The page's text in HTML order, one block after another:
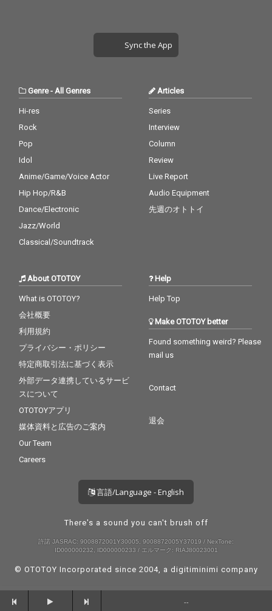
の抜群の歌唱力、ハー
モニー、各々の違うキ
ャラクターを持った歌
ルギッシュでパワフル
かに望みたい時にフイ
ットする１曲。K-POP
スのクオリティーにも
注目。
Sync the App
Genre- All Genres
Hi-res
Rock
Pop
Idol
Anime/Game/Voice Actor
Hip Hop/R&B
Dance/Electronic
Jazz/World
Classical/Soundtrack
Articles
Series
Interview
Column
Review
Live Report
Audio Equipment
先週のオトトイ
About OTOTOY
What is OTOTOY?
会社概要
利用規約
プライバシー・ポリシー
特定商取引法に基づく表示
外部データ連携しているサービ
スについて
OTOTOYアプリ
媒体資料と広告のご案内
Our Team
Careers
Help
Help Top
Make OTOTOY better
Found something weird? Please
mail us
Contact
退会
言語/Language - English
There's a sound you can't brush off
許諾 JASRAC: 9008872001Y30005, 9008872005Y37019 / NexTone:
ID000000232, ID000000233 / エルマーク: RIAJ80023001
© OTOTOY Incorporated since 2004, a digitiminimi company
--